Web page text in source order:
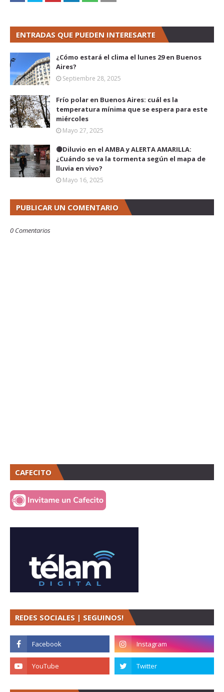
ENTRADAS QUE PUEDEN INTERESARTE
¿Cómo estará el clima el lunes 29 en Buenos
Aires?
Septiembre 28, 2025
Frío polar en Buenos Aires: cuál es la
temperatura mínima que se espera para este
miércoles
Mayo 27, 2025
🟡Diluvio en el AMBA y ALERTA AMARILLA:
¿Cuándo se va la tormenta según el mapa de
lluvia en vivo?
Mayo 16, 2025
PUBLICAR UN COMENTARIO
0 Comentarios
CAFECITO
REDES SOCIALES | SEGUINOS!